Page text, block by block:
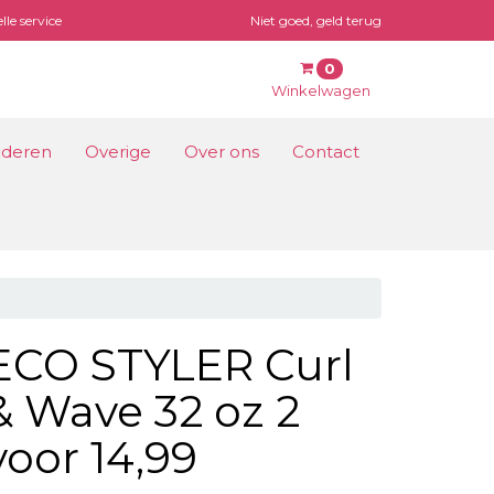
service Niet goed, geld terug
0
Winkelwagen
Overige Over ons Contact
STYLER Curl
Wave 32 oz 2
14,99